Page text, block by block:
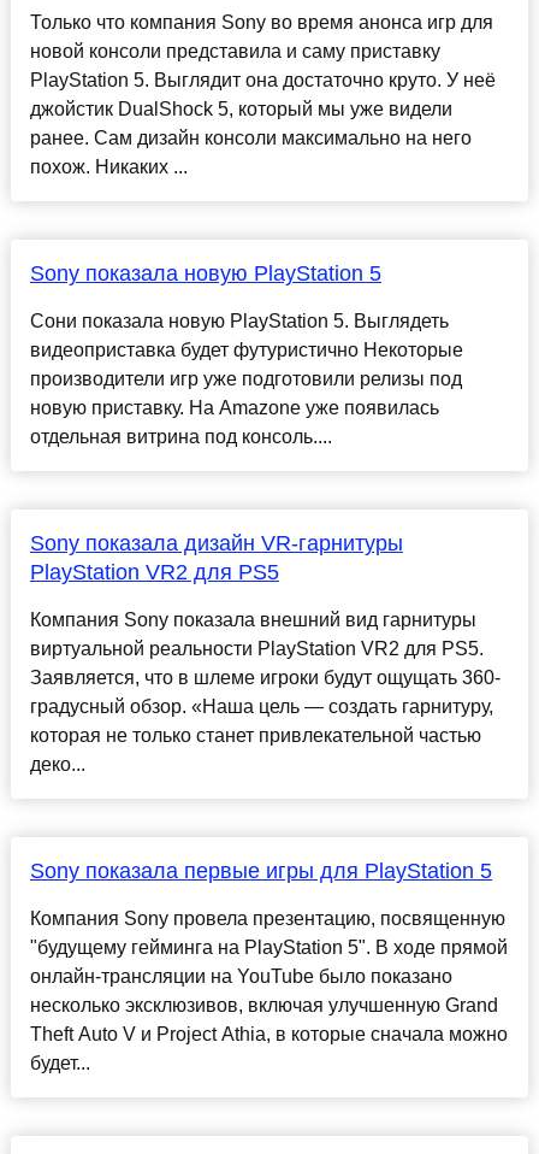
Только что компания Sony во время анонса игр для
новой консоли представила и саму приставку
PlayStation 5. Выглядит она достаточно круто. У неё
джойстик DualShock 5, который мы уже видели
ранее. Сам дизайн консоли максимально на него
похож. Никаких ...
Sony показала новую PlayStation 5
Сони показала новую PlayStation 5. Выглядеть
видеоприставка будет футуристично Некоторые
производители игр уже подготовили релизы под
новую приставку. На Amazone уже появилась
отдельная витрина под консоль....
Sony показала дизайн VR-гарнитуры
PlayStation VR2 для PS5
Компания Sony показала внешний вид гарнитуры
виртуальной реальности PlayStation VR2 для PS5.
Заявляется, что в шлеме игроки будут ощущать 360-
градусный обзор. «Наша цель — создать гарнитуру,
которая не только станет привлекательной частью
деко...
Sony показала первые игры для PlayStation 5
Компания Sony провела презентацию, посвященную
"будущему гейминга на PlayStation 5". В ходе прямой
онлайн-трансляции на YouTube было показано
несколько эксклюзивов, включая улучшенную Grand
Theft Auto V и Project Athia, в которые сначала можно
будет...